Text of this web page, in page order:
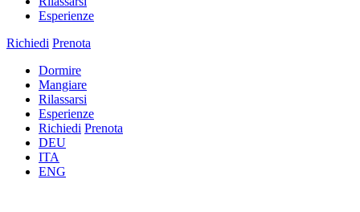
Esperienze
Richiedi Prenota
Dormire
Mangiare
Rilassarsi
Esperienze
Richiedi Prenota
DEU
ITA
ENG